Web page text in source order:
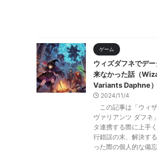
ゲーム
ウィズダフネでデ
来なかった話（
Variants Daphne）
2024/11/4
この記事は「ウィ
ヴァリアンツ ダフネ
タ連携する際に上手
行錯誤の末、解決す
った際の個人的な備忘